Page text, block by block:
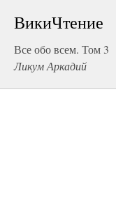
ВикиЧтение
Все обо всем. Том 3
Ликум Аркадий